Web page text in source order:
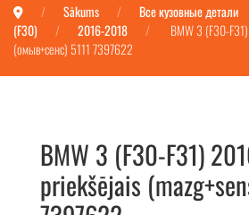
Sākums Все кузовные детали
(F30)
2016-2018
BMW 3 (F30-
(омыв+сенс) 5111 7397622
BMW 3 (F30-F31)
priekšējais